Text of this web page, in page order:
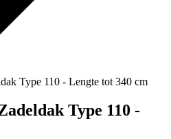
Type 110 - Lengte tot 340 cm
Type 110 -